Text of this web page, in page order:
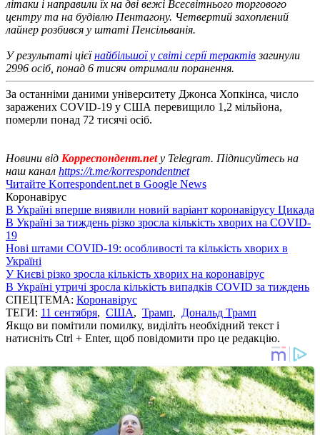
літаки і направили їх на дві вежі Всесвітнього торгового
центру та на будівлю Пентагону. Четвертий захоплений
лайнер розбився у штаті Пенсільванія.
У результаті цієїнайбільшої у світі серії терактівзагинули
2996 осіб, понад 6 тисяч отримали поранення.
За останніми даними університету Джонса Хопкінса, число
заражених COVID-19 у США перевищило 1,2 мільйона,
померли понад 72 тисячі осіб.
Новини від Корреспондент.netу Telegram. Підписуйтесь на
наш канал https://t.me/korrespondentnet
Читайте Korrespondent.net в Google News
Коронавірус
В Україні вперше виявили новий варіант коронавірусу Цикада
В Україні за тиждень різко зросла кількість хворих на COVID-
19
Нові штами COVID-19: особливості та кількість хворих в
Україні
У Києві різко зросла кількість хворих на коронавірус
В Україні утричі зросла кількість випадків COVID за тиждень
СПЕЦТЕМА: Коронавірус
ТЕГИ: 11 сентября, США, Трамп, Дональд Трамп
Якщо ви помітили помилку, виділіть необхідний текст і
натисніть Ctrl + Enter, щоб повідомити про це редакцію.